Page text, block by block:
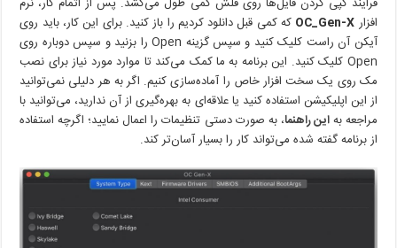
افزار OC_Gen-X که کمی قبل دانلود کردیم را باز کنید. برای این کار، باید روی
آیکن آن راست کلیک کنید و سپس گزینه Open را بزنید و سپس دوباره روی
Open کلیک کنید. این برنامه به ما کمک می‌کند تا موارد مورد نیاز برای نصب
مک روی یک سخت افزار خاص را آماده‌سازی کنیم. اگر به هر دلیلی نمی‌توانید
از این اپلیکیشن استفاده کنید یا علاقه‌ای به بهره‌گیری از آن ندارید، می‌توانید با
مراجعه بهاین راهنما، به صورت دستی تنظیمات را اعمال نمایید؛ اگرچه استفاده
از برنامه گفته شده می‌تواند کار را بسیار آسان‌تر کند.